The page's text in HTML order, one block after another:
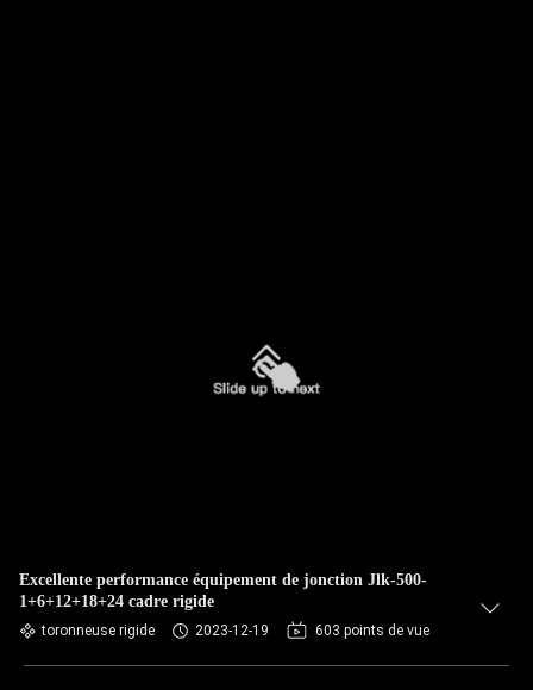
Excellente performance équipement de jonction Jlk-500-
1+6+12+18+24 cadre rigide
toronneuse rigide 2023-12-19 603 points de vue